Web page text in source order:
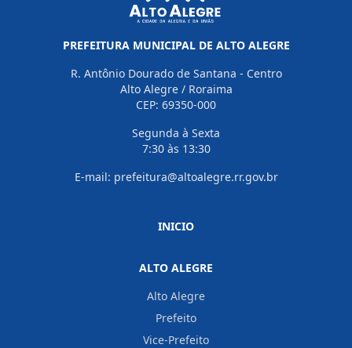
PREFEITURA MUNICIPAL DE ALTO ALEGRE
R. Antônio Dourado de Santana - Centro
Alto Alegre / Roraima
CEP: 69350-000
Segunda à Sexta
7:30 às 13:30
E-mail: prefeitura@altoalegre.rr.gov.br
INICIO
ALTO ALEGRE
Alto Alegre
Prefeito
Vice-Prefeito